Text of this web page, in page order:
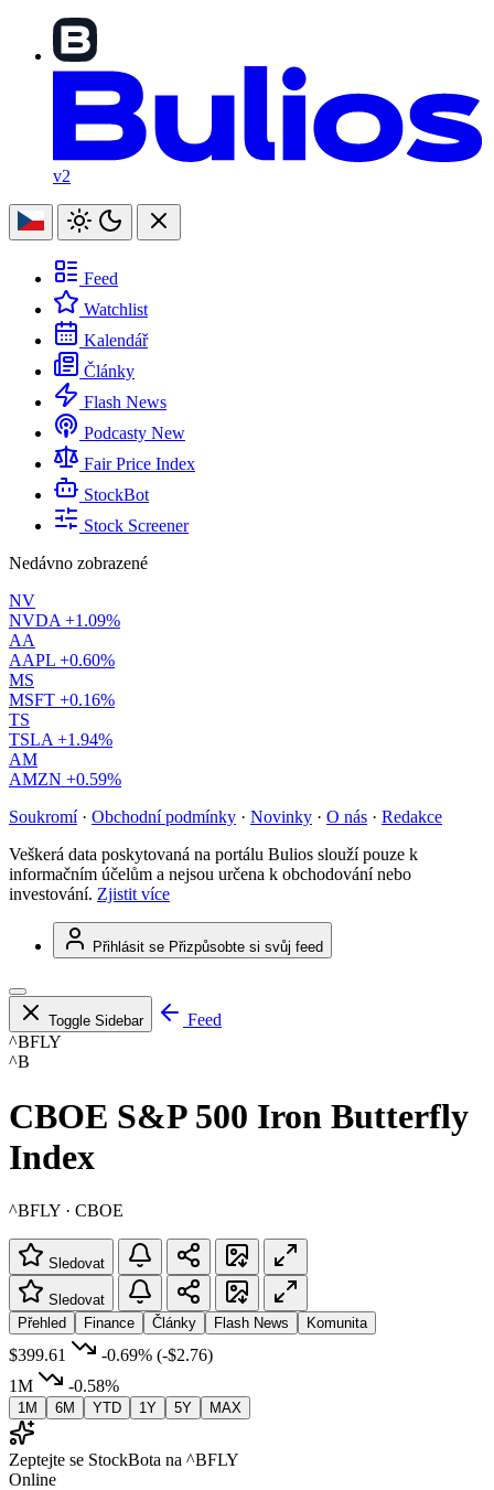
v2
Feed
Watchlist
Kalendář
Články
Flash News
Podcasty New
Fair Price Index
StockBot
Stock Screener
Nedávno zobrazené
NV
NVDA +1.09%
AA
AAPL +0.60%
MS
MSFT +0.16%
TS
TSLA +1.94%
AM
AMZN +0.59%
Soukromí · Obchodní podmínky · Novinky · O nás · Redakce
Veškerá data poskytovaná na portálu Bulios slouží pouze k
informačním účelům a nejsou určena k obchodování nebo
investování. Zjistit více
Přihlásit se Přizpůsobte si svůj feed
Toggle Sidebar
Feed
^BFLY
^B
CBOE S&P 500 Iron Butterfly
Index
^BFLY · CBOE
Sledovat
Sledovat
Přehled
Finance Články Flash News Komunita
$399.61 -0.69% (-$2.76)
1M
-0.58%
1M 6M YTD 1Y 5Y MAX
Zeptejte se StockBota na ^BFLY
Online